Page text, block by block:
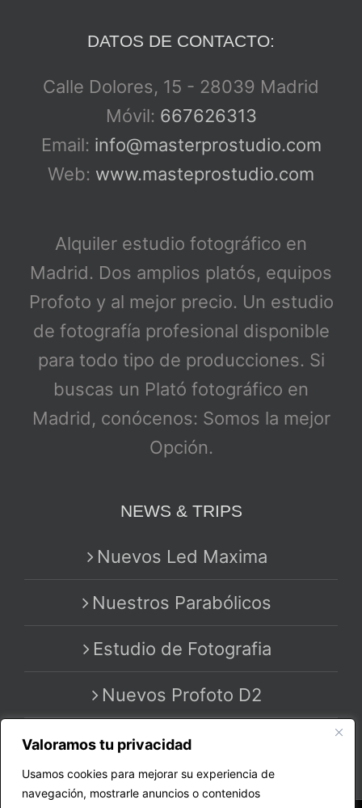
Valoramos tu privacidad
Usamos cookies para mejorar su experiencia de
navegación, mostrarle anuncios o contenidos
DATOS DE CONTACTO:
Calle Dolores, 15 - 28039 Madrid
Móvil: 667626313
Email: info@masterprostudio.com
Web: www.masteprostudio.com
Alquiler estudio fotográfico en
Madrid. Dos amplios platós, equipos
Profoto y al mejor precio. Un estudio
de fotografía profesional disponible
para todo tipo de producciones. Si
buscas un Plató fotográfico en
Madrid, conócenos: Somos la mejor
Opción.
NEWS & TRIPS
Nuevos Led Maxima
Nuestros Parabólicos
Estudio de Fotografia
Nuevos Profoto D2